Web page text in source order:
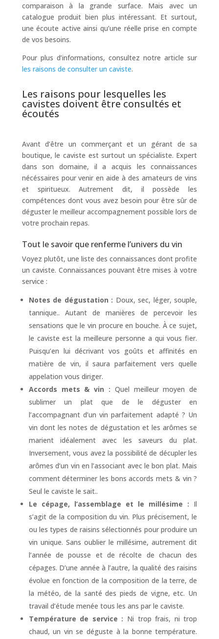
comparaison à la grande surface. Mais avec un
catalogue produit bien plus intéressant. Et surtout,
une écoute active ainsi qu’une réelle prise en compte
de vos besoins.
Pour plus d’informations, consultez notre article sur
les raisons de consulter un caviste.
Les raisons pour lesquelles les
cavistes doivent être consultés et
écoutés
Avant d’être un commerçant et un gérant de sa
boutique, le caviste est surtout un spécialiste. Expert
dans son domaine, il a acquis les connaissances
nécéssaires pour venir en aide à des amateurs de vins
et spiritueux. Autrement dit, il possède les
compétences dont vous avez besoin pour être sûr de
déguster le meilleur accompagnement possible lors de
votre prochain repas.
Tout le savoir que renferme l’univers du vin
Voyez plutôt, une liste des connaissances dont profite
un caviste. Connaissances pouvant être mises à votre
service :
Notes de dégustation : Doux, sec, léger, souple,
tannique.. Autant de manières de percevoir les
sensations que le vin procure en bouche. À ce sujet,
le caviste est la meilleure personne a qui vous fier.
Puisqu’en lui décrivant vos goûts et affinités en
matière de vin, il saura parfaitement vers quelle
appelation vous diriger.
Accords mets & vin : Quel meilleur moyen de
sublimer un plat que de le déguster en
l’accompagnant d’un vin parfaitement adapté ? Un
vin dont les notes de dégustation et les arômes se
marient idéalement avec les saveurs du plat.
Inversement, vous avez la possibilité de décupler les
arômes d’un vin en l’associant avec le bon plat. Mais
comment déterminer les bons accords mets & vin ?
Seul le caviste le sait..
Le cépage, l’assemblage et le millésime : Il
s’agit de la composition du vin. Plus précisement, le
ou les types de raisins sélectionnés pour produire un
vin unique. Sans oublier le millésime, autrement dit
l’année de pousse et de récolte de chacun des
cépages. D’une année à l’autre, la qualité des raisins
évolue en fonction de la composition de la terre, de
la météo, de la santé des pieds de vigne, etc. Un
travail d’étude menée tous les ans par le caviste.
Température de service : Ni trop frais, ni trop
chaud, un vin se déguste à la bonne température.